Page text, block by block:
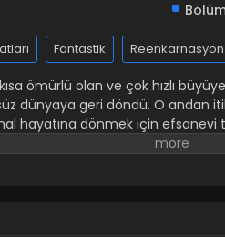
Fantastik Reenkarnasyon
ömürlü olan ve çok hızlı
dünyaya geri döndü. O andan
hayatına dönmek için efsanevi
TIKLA<---